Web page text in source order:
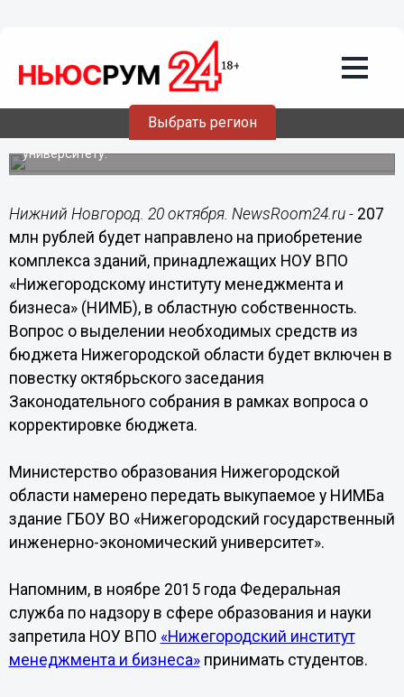
Выбрать регион
207 млн рублей планируется направить
на приобретение здания НИМБа из
бюджета Нижегородской области
Здание планируется передать Нижегородскому
государственному инженерно–экономическому
университету.
Нижний Новгород. 20 октября. NewsRoom24.ru - 207
млн рублей будет направлено на приобретение
комплекса зданий, принадлежащих НОУ ВПО
«Нижегородскому институту менеджмента и
бизнеса» (НИМБ), в областную собственность.
Вопрос о выделении необходимых средств из
бюджета Нижегородской области будет включен в
повестку октябрьского заседания
Законодательного собрания в рамках вопроса о
корректировке бюджета.
Министерство образования Нижегородской
области намерено передать выкупаемое у НИМБа
здание ГБОУ ВО «Нижегородский государственный
инженерно-экономический университет».
Напомним, в ноябре 2015 года Федеральная
служба по надзору в сфере образования и науки
запретила НОУ ВПО «Нижегородский институт
менеджмента и бизнеса»принимать студентов.